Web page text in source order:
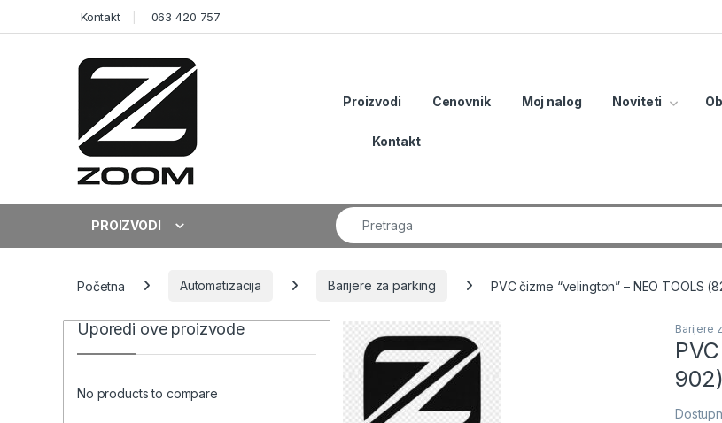
Kontakt 063 420 757
Proizvodi Cenovnik Moj nalog Noviteti
Kontakt
PROIZVODI
Search for:
Početna Automatizacija Barijere za parking PVC čizme “velington” – NEO TOOLS
Barijere
902)
Uporedi ove proizvode
No products to compare